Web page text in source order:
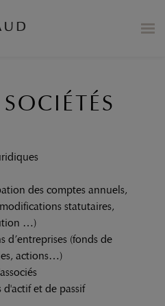
des comptes annuels,
statutaires,
…)
d’entreprises (fonds de
actions…)
et de passif